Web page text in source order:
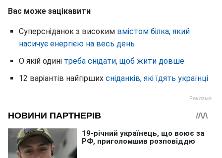
Вас може зацікавити
Суперсніданок з високим вмістом білка, який
насичує енергією на весь день
О якій одині треба снідати, щоб жити довше
12 варіантів найгірших сніданків, які їдять українці